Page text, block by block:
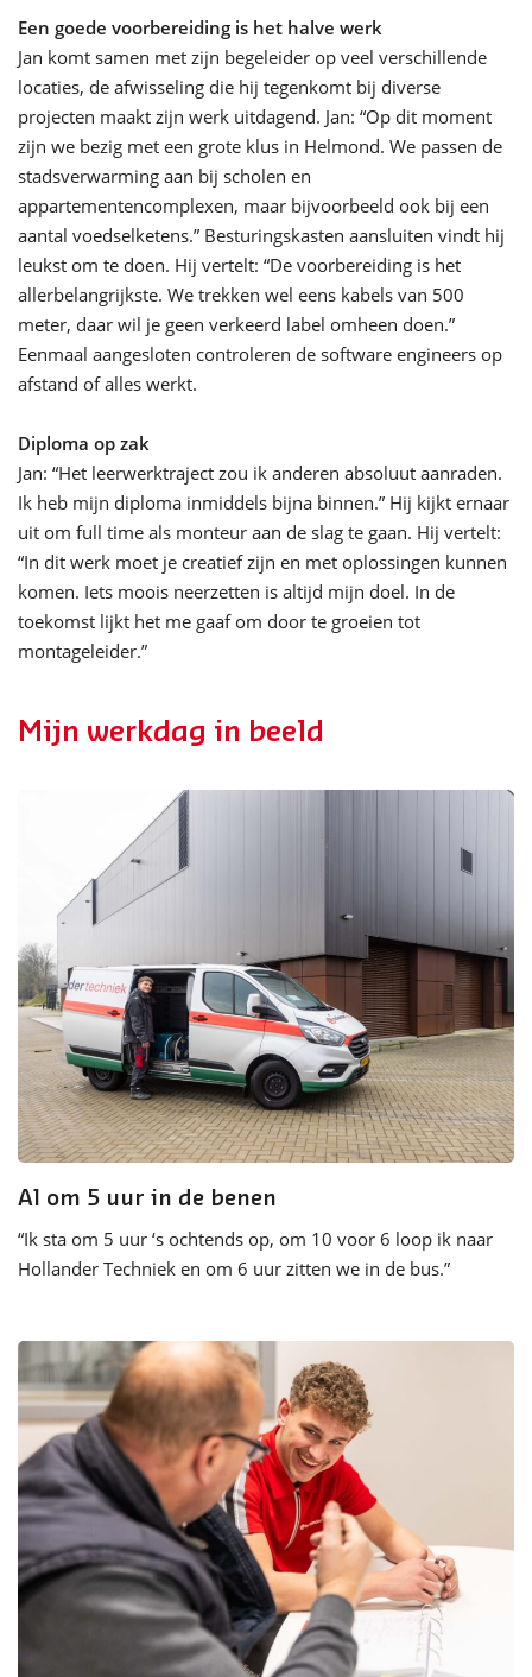
Een goede voorbereiding is het halve werk
Jan komt samen met zijn begeleider op veel verschillende
locaties, de afwisseling die hij tegenkomt bij diverse
projecten maakt zijn werk uitdagend. Jan: “Op dit moment
zijn we bezig met een grote klus in Helmond. We passen de
stadsverwarming aan bij scholen en
appartementencomplexen, maar bijvoorbeeld ook bij een
aantal voedselketens.” Besturingskasten aansluiten vindt hij
leukst om te doen. Hij vertelt: “De voorbereiding is het
allerbelangrijkste. We trekken wel eens kabels van 500
meter, daar wil je geen verkeerd label omheen doen.”
Eenmaal aangesloten controleren de software engineers op
afstand of alles werkt.
Diploma op zak
Jan: “Het leerwerktraject zou ik anderen absoluut aanraden.
Ik heb mijn diploma inmiddels bijna binnen.” Hij kijkt ernaar
uit om full time als monteur aan de slag te gaan. Hij vertelt:
“In dit werk moet je creatief zijn en met oplossingen kunnen
komen. Iets moois neerzetten is altijd mijn doel. In de
toekomst lijkt het me gaaf om door te groeien tot
montageleider.”
Mijn werkdag in beeld
Al om 5 uur in de benen
“Ik sta om 5 uur ‘s ochtends op, om 10 voor 6 loop ik naar
Hollander Techniek en om 6 uur zitten we in de bus.”